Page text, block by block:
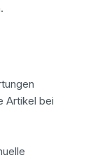
Artikel bei